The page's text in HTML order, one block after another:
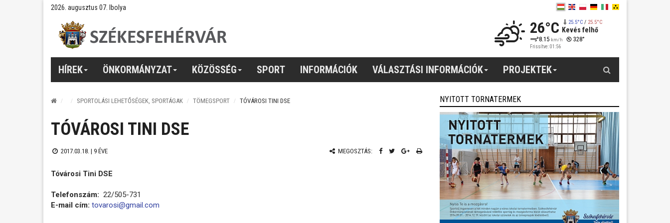
2026. augusztus 07. Ibolya
26°C 25.5°C/ 25.5°C
Kevés felhő
8.15 km/h 328°
Frissítve: 01:56
HÍREK ÖNKORMÁNYZAT KÖZÖSSÉG SPORT INFORMÁCIÓK VÁLASZTÁSI INFORMÁCIÓK PROJEKTEK
SPORTOLÁSI LEHETŐSÉGEK, SPORTÁGAK TÖMEGSPORT TÓVÁROSI TINI DSE
TÓVÁROSI TINI DSE
2017.03.18. | 9 ÉVE MEGOSZTÁS:
Tóvárosi Tini DSE
Telefonszám: 22/505-731
E-mail cím: tovarosi@gmail.com
NYITOTT TORNATERMEK